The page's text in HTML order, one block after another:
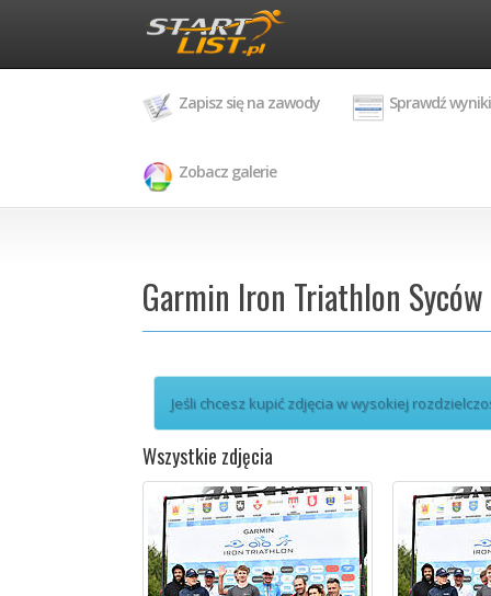
Zapisz się na zawody Sprawdź wyniki
Zobacz galerie
Garmin Iron Triathlon
Jeśli chcesz kupić zdjęcia w wysokiej
Wszystkie zdjęcia